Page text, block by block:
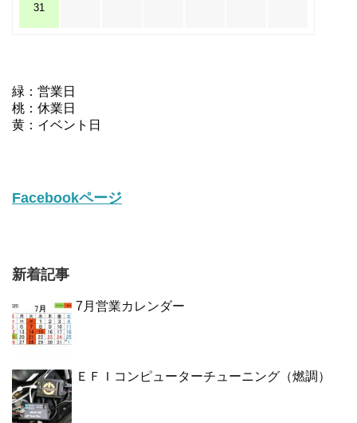
31
緑：営業日
桃：休業日
黄：イベント日
Facebookページ
新着記事
7月営業カレンダー
ＥＦＩコンピューターチューニング（燃調）